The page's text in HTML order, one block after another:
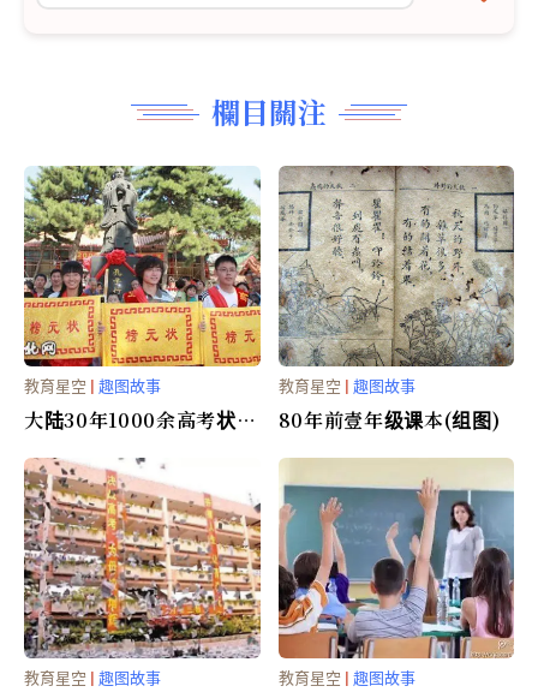
欄目關注
教育星空 | 趣图故事
大陆30年1000余高考状元
教育星空 | 趣图故事
80年前壹年级课本(组图)
教育星空 | 趣图故事 教育星空 | 趣图故事